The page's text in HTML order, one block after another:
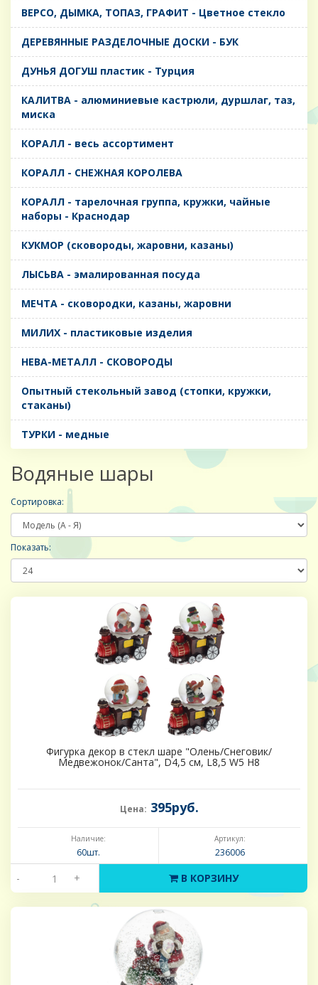
ВЕРСО, ДЫМКА, ТОПАЗ, ГРАФИТ - Цветное стекло
ДЕРЕВЯННЫЕ РАЗДЕЛОЧНЫЕ ДОСКИ - БУК
ДУНЬЯ ДОГУШ пластик - Турция
КАЛИТВА - алюминиевые кастрюли, дуршлаг, таз,
миска
КОРАЛЛ - весь ассортимент
КОРАЛЛ - СНЕЖНАЯ КОРОЛЕВА
КОРАЛЛ - тарелочная группа, кружки, чайные
наборы - Краснодар
КУКМОР (сковороды, жаровни, казаны)
ЛЫСЬВА - эмалированная посуда
МЕЧТА - сковородки, казаны, жаровни
МИЛИХ - пластиковые изделия
НЕВА-МЕТАЛЛ - СКОВОРОДЫ
Опытный стекольный завод (стопки, кружки,
стаканы)
ТУРКИ - медные
Водяные шары
Сортировка:
Показать:
Фигурка декор в стекл шаре "Олень/Снеговик/
Медвежонок/Санта", D4,5 см, L8,5 W5 H8
Цена: 395руб.
Наличие:
60шт.
Артикул:
236006
- + В КОРЗИНУ